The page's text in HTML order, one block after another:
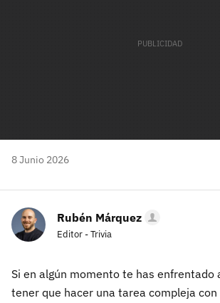
8 Junio 2026
Rubén Márquez
Editor - Trivia
Si en algún momento te has enfrentado
tener que hacer una tarea compleja con